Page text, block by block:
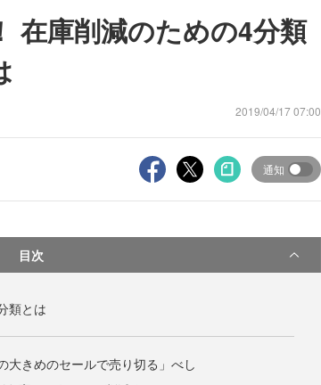
在庫削減のための4分類
2019/04/17 07:00
通知
目次
類とは
大きめのセールで売り切る」べし